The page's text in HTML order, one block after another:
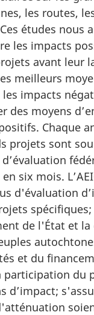
les routes,
études nous
les impacts
avant leur
meilleurs
les impacts
des moyens
Chaque
projets sont
six mois.
d'évaluation
de l'État et
et du
participation du
d’impact;